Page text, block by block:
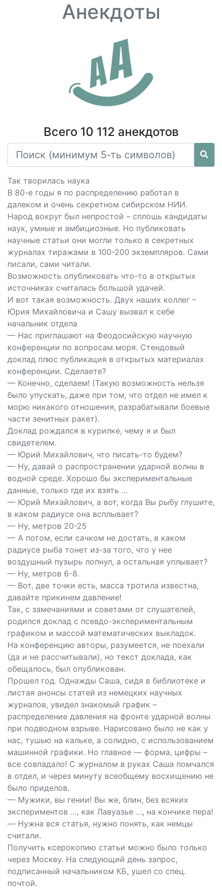
Анекдоты
Всего 10 112 анекдотов
Так творилась наука
В 80-е годы я по распределению работал в
далеком и очень секретном сибирском НИИ.
Народ вокруг был непростой – сплошь кандидаты
наук, умные и амбициозные. Но публиковать
научные статьи они могли только в секретных
журналах тиражами в 100-200 экземпляров. Сами
писали, сами читали.
Возможность опубликовать что-то в открытых
источниках считалась большой удачей.
И вот такая возможность. Двух наших коллег –
Юрия Михайловича и Сашу вызвал к себе
начальник отдела
— Нас приглашают на Феодосийскую научную
конференции по вопросам моря. Стендовый
доклад плюс публикация в открытых материалах
конференции. Сделаете?
— Конечно, сделаем! (Такую возможность нельзя
было упускать, даже при том, что отдел не имел к
морю никакого отношения, разрабатывали боевые
части зенитных ракет).
Доклад рождался в курилке, чему я и был
свидетелем.
— Юрий Михайлович, что писать-то будем?
— Ну, давай о распространении ударной волны в
водной среде. Хорошо бы экспериментальные
данные, только где их взять …
— Юрий Михайлович, а вот, когда Вы рыбу глушите,
в каком радиусе она всплывает?
— Ну, метров 20-25
— А потом, если сачком не достать, в каком
радиусе рыба тонет из-за того, что у нее
воздушный пузырь лопнул, а остальная уплывает?
— Ну, метров 6-8.
— Вот, две точки есть, масса тротила известна,
давайте прикинем давление!
Так, с замечаниями и советами от слушателей,
родился доклад с псевдо-экспериментальным
графиком и массой математических выкладок.
На конференцию авторы, разумеется, не поехали
(да и не рассчитывали), но текст доклада, как
обещалось, был опубликован.
Прошел год. Однажды Саша, сидя в библиотеке и
листая анонсы статей из немецких научных
журналов, увидел знакомый график –
распределение давления на фронте ударной волны
при подводном взрыве. Нарисовано было не как у
нас, тушью на кальке, а солидно, с использованием
машинной графики. Но главное — форма, цифры –
все совпадало! С журналом в руках Саша помчался
в отдел, и через минуту всеобщему восхищению не
было приделов.
— Мужики, вы гении! Вы же, блин, без всяких
экспериментов …, как Лавуазье …, на кончике пера!
— Нужна вся статья, нужно понять, как немцы
считали.
Получить ксерокопию статьи можно было только
через Москву. На следующий день запрос,
подписанный начальником КБ, ушел со спец.
почтой.